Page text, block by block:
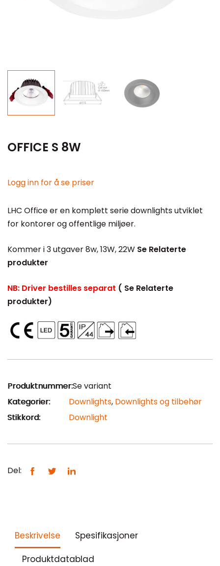
OFFICE S 8W
Logg inn for å se priser
LHC Office er en komplett serie downlights utviklet
for kontorer og offentlige miljøer.
Kommer i 3 utgaver 8w, 13W, 22W Se Relaterte
produkter
NB: Driver bestilles separat ( Se Relaterte
produkter)
Produktnummer:Se variant
Kategorier:
Downlights, Downlights og tilbehør
Stikkord:
Downlight
Del:
Beskrivelse
Spesifikasjoner
Produktdatablad